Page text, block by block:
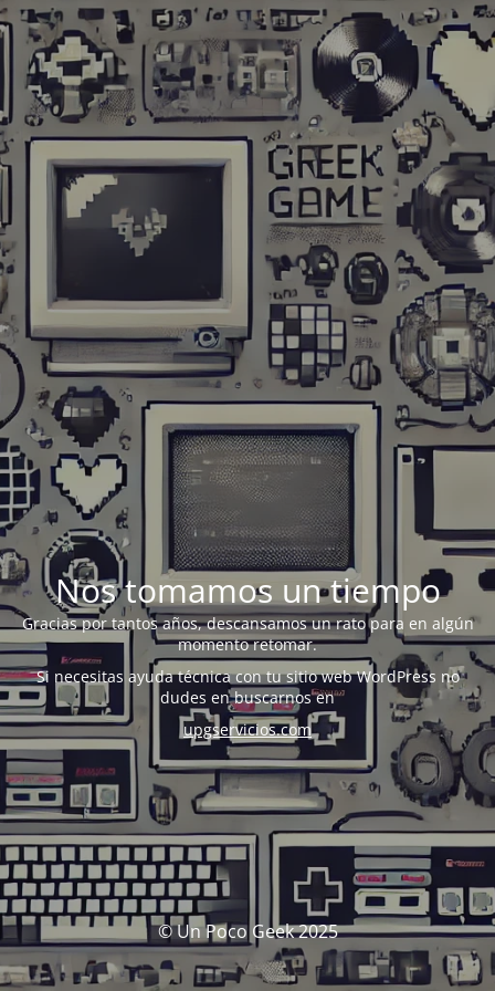
Nos tomamos un tiempo
Gracias por tantos años, descansamos un rato para en algún
momento retomar.
Si necesitas ayuda técnica con tu sitio web WordPress no
dudes en buscarnos en
upgservicios.com
© Un Poco Geek 2025